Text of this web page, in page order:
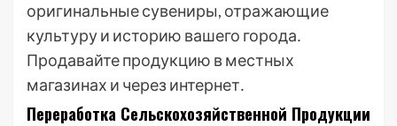
оригинальные сувениры, отражающие
культуру и историю вашего города․
Продавайте продукцию в местных
магазинах и через интернет․
Переработка Сельскохозяйственной Продукции